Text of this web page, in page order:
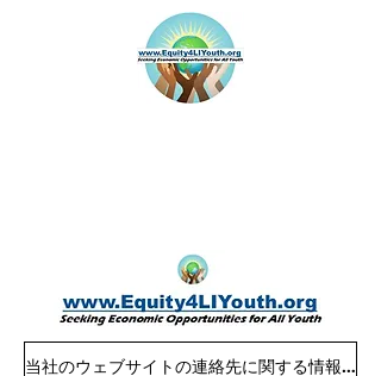
当社のウェブサイトの連絡先に関する情報：Equity4LIYouth@gmail.com